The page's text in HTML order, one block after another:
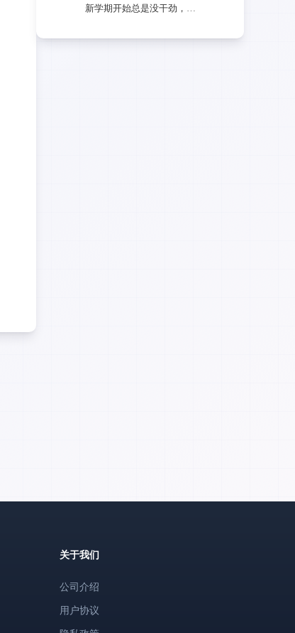
新学期开始总是没干劲，如何缓解开学焦虑？
关于我们
公司介绍
用户协议